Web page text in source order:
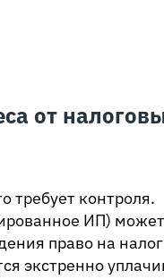
от
требует контроля.
ИП)
право на
экстренно